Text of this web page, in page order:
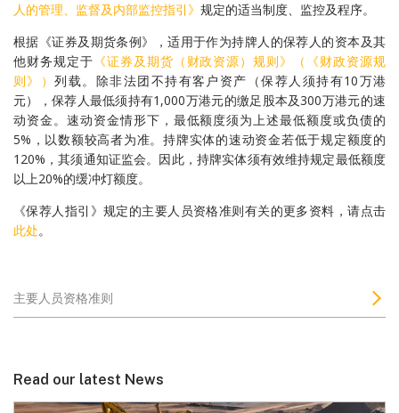
人的管理、监督及内部监控指引》 规定的适当制度、监控及程序。
根据《证券及期货条例》，适用于作为持牌人的保荐人的资本及其
他财务规定于 《证券及期货（财政资源）规则》（《财政资源规
则》）列载。除非法团不持有客户资产（保荐人须持有10万港
元），保荐人最低须持有1,000万港元的缴足股本及300万港元的速
动资金。速动资金情形下，最低额度须为上述最低额度或负债的
5%，以数额较高者为准。持牌实体的速动资金若低于规定额度的
120%，其须通知证监会。因此，持牌实体须有效维持规定最低额度
以上20%的缓冲灯额度。
《保荐人指引》规定的主要人员资格准则有关的更多资料，请点击
此处。
主要人员资格准则
Read our latest News